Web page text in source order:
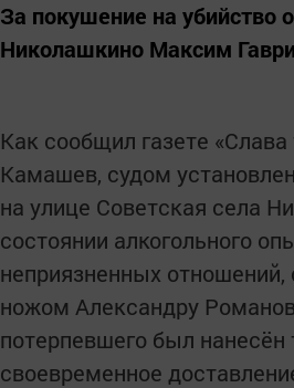
За покушение на убийство
Николашкино Максим
Как сообщил газете
Камашев, судом
на улице Советская села
состоянии алкогольного
неприязненных
ножом Александру
потерпевшего был нанесён
своевременное